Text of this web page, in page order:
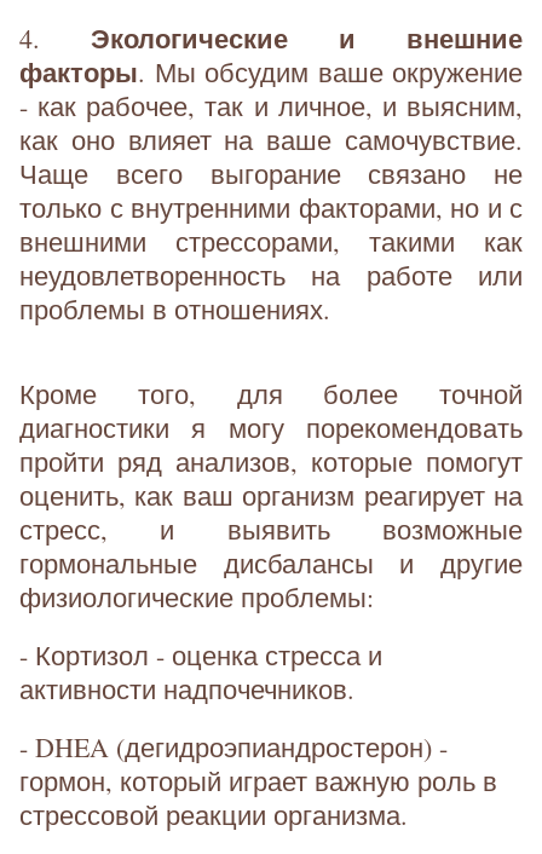
4. Экологические и внешние
факторы. Мы обсудим ваше окружение
- как рабочее, так и личное, и выясним,
как оно влияет на ваше самочувствие.
Чаще всего выгорание связано не
только с внутренними факторами, но и с
внешними стрессорами, такими как
неудовлетворенность на работе или
проблемы в отношениях.
Кроме того, для более точной
диагностики я могу порекомендовать
пройти ряд анализов, которые помогут
оценить, как ваш организм реагирует на
стресс, и выявить возможные
гормональные дисбалансы и другие
физиологические проблемы:
- Кортизол - оценка стресса и
активности надпочечников.
- DHEA (дегидроэпиандростерон) -
гормон, который играет важную роль в
стрессовой реакции организма.